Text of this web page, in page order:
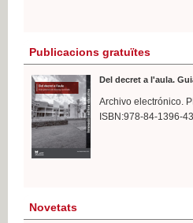
Publicacions gratuïtes
Del decret a l'aula.
Archivo electrónico.
ISBN:978-84-1396-
Novetats